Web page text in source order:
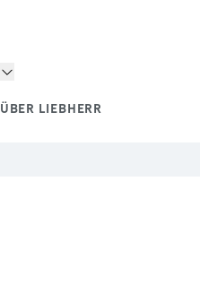
ÜBER LIEBHERR